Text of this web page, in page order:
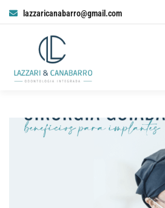
lazzaricanabarro@gmail.com